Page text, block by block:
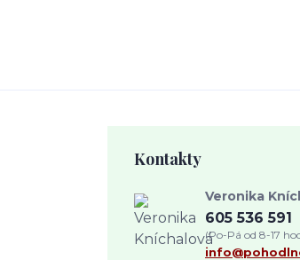
Kontakty
Veronika
605 536 591
(Po-Pá od 8-17